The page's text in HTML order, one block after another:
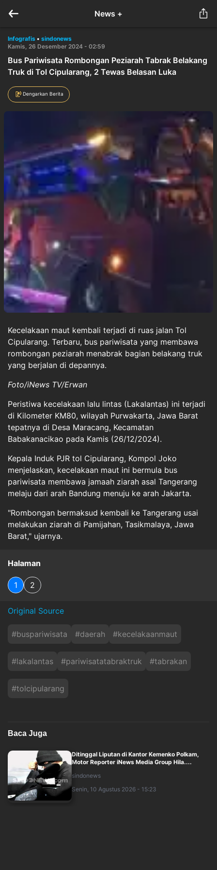
News +
Infografis • sindonews
Kamis, 26 Desember 2024 - 02:59
Bus Pariwisata Rombongan Peziarah Tabrak Belakang
Truk di Tol Cipularang, 2 Tewas Belasan Luka
Dengarkan Berita
Kecelakaan maut kembali terjadi di ruas jalan Tol
Cipularang. Terbaru, bus pariwisata yang membawa
rombongan peziarah menabrak bagian belakang truk
yang berjalan di depannya.
Foto/iNews TV/Erwan
Peristiwa kecelakaan lalu lintas (Lakalantas) ini terjadi
di Kilometer KM80, wilayah Purwakarta, Jawa Barat
tepatnya di Desa Maracang, Kecamatan
Babakanacikao pada Kamis (26/12/2024).
Kepala Induk PJR tol Cipularang, Kompol Joko
menjelaskan, kecelakaan maut ini bermula bus
pariwisata membawa jamaah ziarah asal Tangerang
melaju dari arah Bandung menuju ke arah Jakarta.
"Rombongan bermaksud kembali ke Tangerang usai
melakukan ziarah di Pamijahan, Tasikmalaya, Jawa
Barat," ujarnya.
Halaman
1 2
Original Source
#buspariwisata #daerah #kecelakaanmaut
#lakalantas #pariwisatatabraktruk #tabrakan
#tolcipularang
Baca Juga
Ditinggal Liputan di Kantor Kemenko Polkam,
Motor Reporter iNews Media Group Hila....
sindonews
Senin, 10 Agustus 2026 - 15:23